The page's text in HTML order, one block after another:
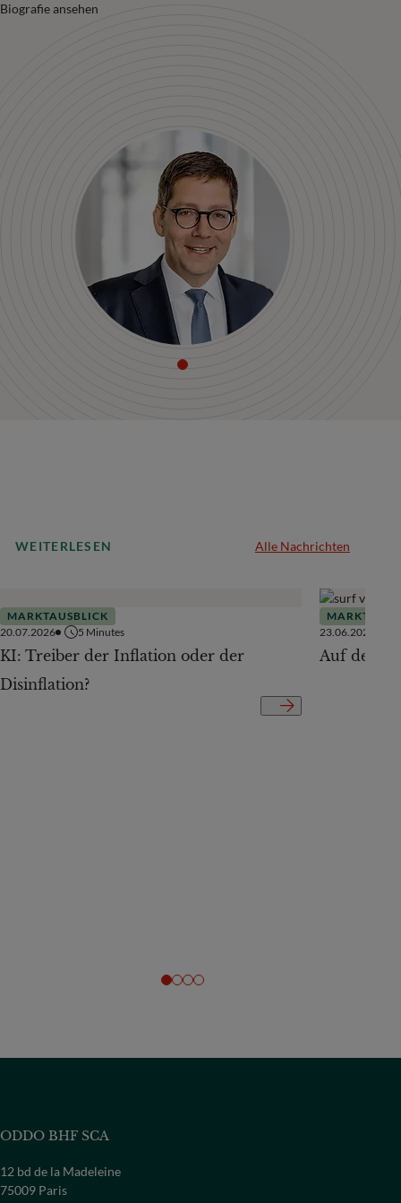
Biografie ansehen
WEITERLESEN Alle Nachrichten
MARKTAUSBLICK
20.07.2026
5 Minutes
KI: Treiber der Inflation oder der
Disinflation?
23.06.2026
Auf der
ODDO BHF SCA
12 bd de la Madeleine
75009 Paris